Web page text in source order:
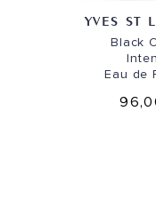
YVES ST
Black
Eau de